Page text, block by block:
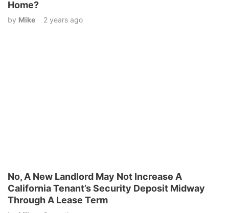
Home?
by Mike 2 years ago
No, A New Landlord May Not Increase A
California Tenant’s Security Deposit Midway
Through A Lease Term